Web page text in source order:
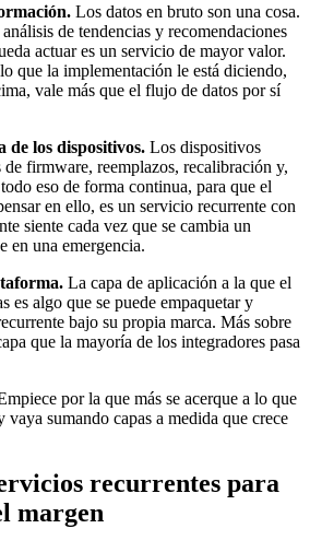
Los datos en bruto son una cosa.
de tendencias y recomendaciones
actuar es un servicio de mayor valor.
que la implementación le está diciendo,
vale más que el flujo de datos por sí
de los dispositivos. Los dispositivos
de firmware, reemplazos, recalibración y,
eso de forma continua, para que el
en ello, es un servicio recurrente con
siente cada vez que se cambia un
en una emergencia.
La capa de aplicación a la que el
es algo que se puede empaquetar y
bajo su propia marca. Más sobre
que la mayoría de los integradores pasa
por la que más se acerque a lo que
sumando capas a medida que crece
recurrentes para
margen